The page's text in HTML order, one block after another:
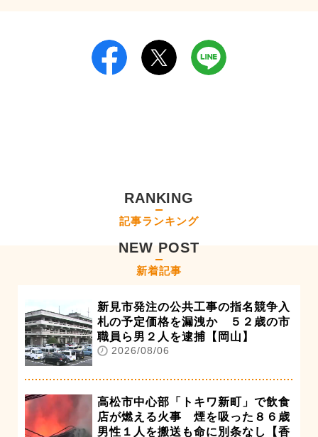
RANKING
記事ランキング
NEW POST
新着記事
新見市発注の公共工事の指名競争入
札の予定価格を漏洩か ５２歳の市
職員ら男２人を逮捕【岡山】
2026/08/06
高松市中心部「トキワ新町」で飲食
店が燃える火事 煙を吸った８６歳
男性１人を搬送も命に別条なし【香